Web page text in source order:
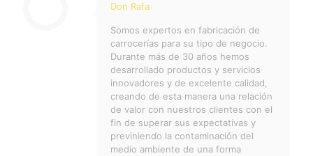
Don Rafa
Somos expertos en fabricación de
carrocerías para su tipo de negocio.
Durante más de 30 años hemos
desarrollado productos y servicios
innovadores y de excelente calidad,
creando de esta manera una relación
de valor con nuestros clientes con el
fin de superar sus expectativas y
previniendo la contaminación del
medio ambiente de una forma